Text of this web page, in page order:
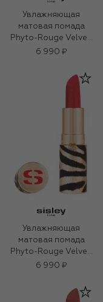
Увлажняющая
матовая помада
Phyto-Rouge Velvet,
оттенок 42
6 990 ₽
Увлажняющая
матовая помада
Phyto-Rouge Velvet,
оттенок 40 Ярко-
6 990 ₽